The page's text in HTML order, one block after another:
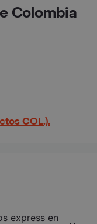
Colombia
COL.).
express en